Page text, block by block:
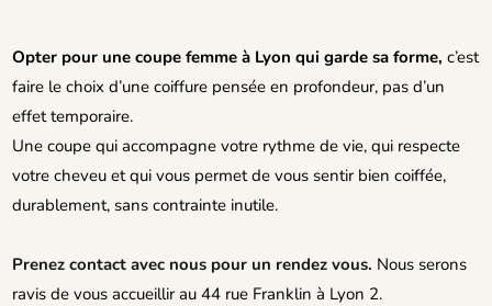
Opter pour une coupe femme à Lyon qui garde sa forme, c’est
faire le choix d’une coiffure pensée en profondeur, pas d’un
effet temporaire.
Une coupe qui accompagne votre rythme de vie, qui respecte
votre cheveu et qui vous permet de vous sentir bien coiffée,
durablement, sans contrainte inutile.
Prenez contact avec nous pour un rendez vous. Nous serons
ravis de vous accueillir au 44 rue Franklin à Lyon 2.